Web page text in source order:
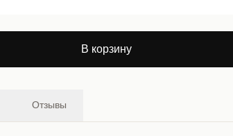
В корзину
Отзывы